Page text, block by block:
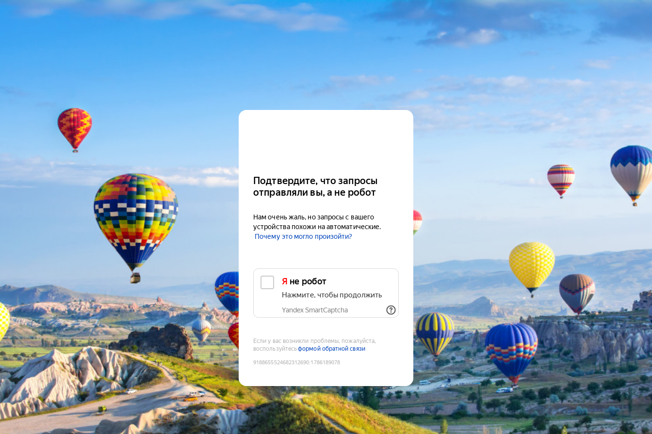
Подтвердите, что запросы
отправляли вы, а не робот
Нам очень жаль, но запросы с вашего
устройства похожи на автоматические.
Почему это могло произойти?
Я не робот
Нажмите, чтобы продолжить
Yandex SmartCaptcha
Если у вас возникли проблемы, пожалуйста,
воспользуйтесьформой обратной связи
9188655524682312690:1786189078